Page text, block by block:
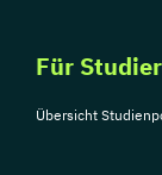
(Vollzeit)
Instrumental-
Für
Übersicht